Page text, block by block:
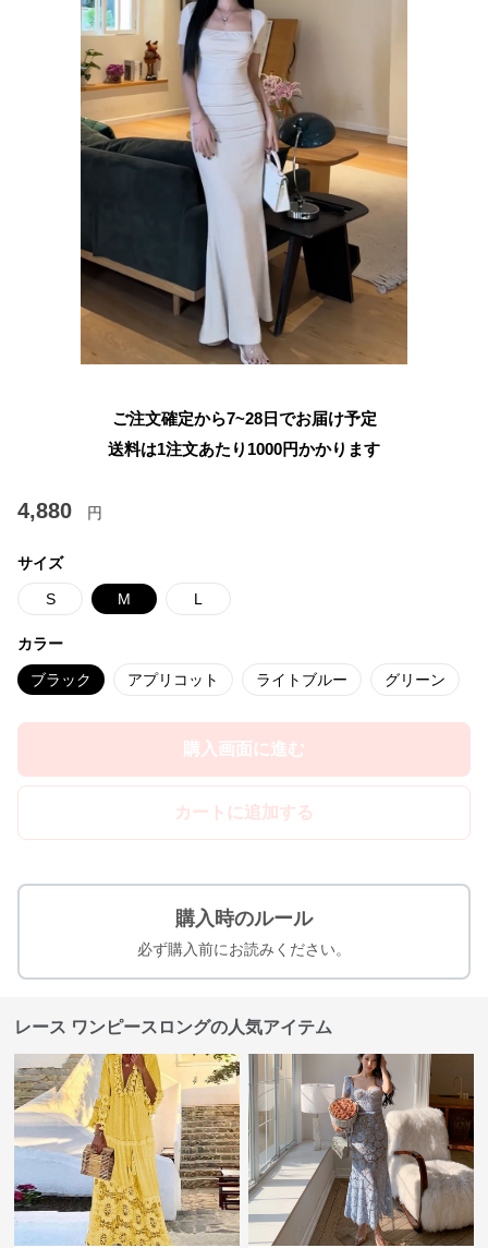
ご注文確定から7~28日でお届け予定
送料は1注文あたり 1000円かかります
4,880 円
サイズ
S M L
カラー
ブラック アプリコット ライトブルー グリーン
購入画面に進む
カートに追加する
購入時のルール
必ず購入前にお読みください。
レース ワンピースロングの人気アイテム